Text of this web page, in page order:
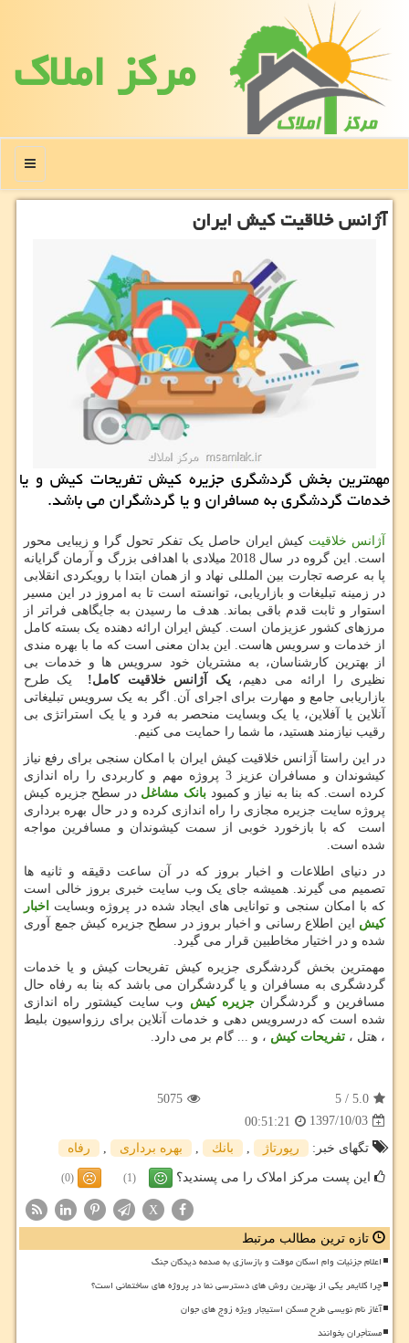
مركز املاك
منو
آژانس خلاقیت كیش ایران
مهمترین بخش گردشگری جزیره كیش تفریحات كیش و یا
خدمات گردشگری به مسافران و یا گردشگران می باشد.
آژانس خلاقیت کیش ایران حاصل یک تفکر تحول گرا و زیبایی محور
است. این گروه در سال 2018 میلادی با اهدافی بزرگ و آرمان گرایانه
پا به عرصه تجارت بین المللی نهاد و از همان ابتدا با رویکردی انقلابی
در زمینه تبلیغات و بازاریابی، توانسته است تا به امروز در این مسیر
استوار و ثابت قدم باقی بماند. هدف ما رسیدن به جایگاهی فراتر از
مرزهای کشور عزیزمان است. کیش ایران ارائه دهنده یک بسته کامل
از خدمات و سرویس هاست. این بدان معنی است که ما با بهره مندی
از بهترین کارشناسان، به مشتریان خود سرویس ها و خدمات بی
نظیری را ارائه می دهیم،یک آژانس خلاقیت کامل! یک طرح
بازاریابی جامع و مهارت برای اجرای آن. اگر به یک سرویس تبلیغاتی
آنلاین یا آفلاین، یا یک وبسایت منحصر به فرد و یا یک استراتژی بی
رقیب نیازمند هستید، ما شما را حمایت می کنیم.
در این راستا آژانس خلاقیت کیش ایران با امکان سنجی برای رفع نیاز
کیشوندان و مسافران عزیز 3 پروژه مهم و کاربردی را راه اندازی
کرده است. که بنا به نیاز و کمبود بانک مشاغل در سطح جزیره کیش
پروژه سایت جزیره مجازی را راه اندازی کرده و در حال بهره برداری
است که با بازخورد خوبی از سمت کیشوندان و مسافرین مواجه
شده است.
در دنیای اطلاعات و اخبار بروز که در آن ساعت دقیقه و ثانیه ها
تصمیم می گیرند. همیشه جای یک وب سایت خبری بروز خالی است
که با امکان سنجی و توانایی های ایجاد شده در پروژه وبسایت
اخبار
کیش این اطلاع رسانی و اخبار بروز در سطح جزیره کیش جمع آوری
شده و در اختیار مخاطبین قرار می گیرد.
مهمترین بخش گردشگری جزیره کیش تفریحات کیش و یا خدمات
گردشگری به مسافران و یا گردشگران می باشد که بنا به رفاه حال
مسافرین و گردشگران جزیره کیش وب سایت کیشتور راه اندازی
شده است که درسرویس دهی و خدمات آنلاین برای رزواسیون بلیط
، هتل ، تفریحات کیش ، و ... گام بر می دارد.
5.0
/
5
5075
1397/10/03
00:51:21
تگهای خبر:
رپورتاژ بانك بهره برداری رفاه
این پست مرکز املاک را می پسندید؟ (1)
(0)
X
تازه ترین مطالب مرتبط
اعلام جزئیات وام اسکان موقت و بازسازی به صدمه دیدگان جنگ
چرا کلایمر یکی از بهترین روش های دسترسی نما در پروژه های ساختمانی است؟
آغاز نام نویسی طرح مسکن استیجار ویژه زوج های جوان
مستأجران بخوانند